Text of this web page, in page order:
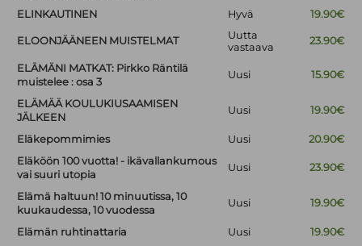
ELINKAUTINEN Hyvä 19.90€
ELOONJÄÄNEEN MUISTELMAT
Uutta
vastaava
23.90€
ELÄMÄNI MATKAT: Pirkko Räntilä
muistelee : osa 3
Uusi 15.90€
ELÄMÄÄ KOULUKIUSAAMISEN
JÄLKEEN
Uusi 19.90€
Eläkepommimies Uusi
20.90€
Eläköön 100 vuotta! - ikävallankumous
vai suuri utopia
Uusi 23.90€
Elämä haltuun! 10 minuutissa, 10
kuukaudessa, 10 vuodessa
Uusi 19.90€
Elämän ruhtinattaria Uusi 19.90€